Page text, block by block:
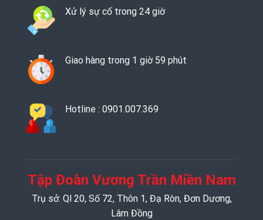
Xử lý sự cố trong 24 giờ
Giao hàng trong 1 giờ 59 phút
Hotline : 0901.007.369
Tập Đoàn Vương Trần Miền Nam
Trụ sở: Ql 20, Số 72, Thôn 1, Đạ Ròn, Đơn Dương,
Lâm Đồng